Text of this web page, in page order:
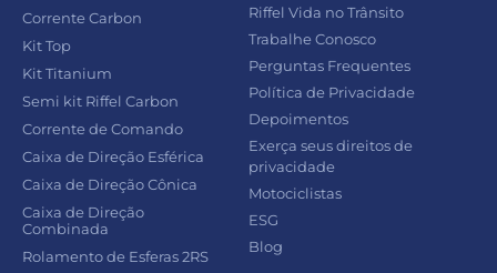
Corrente Carbon
Kit Top
Kit Titanium
Semi kit Riffel Carbon
Corrente de Comando
Caixa de Direção Esférica
Caixa de Direção Cônica
Caixa de Direção
Combinada
Rolamento de Esferas 2RS
Riffel Vida no Trânsito
Trabalhe Conosco
Perguntas Frequentes
Política de Privacidade
Depoimentos
Exerça seus direitos de
privacidade
Motociclistas
ESG
Blog